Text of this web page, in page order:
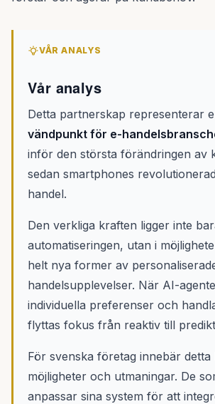
VÅR ANALYS
Vår analys
Detta partnerskap representerar
vändpunkt för e-
inför den största förändringen av
sedan smartphones
handel.
Den verkliga kraften ligger inte
automatiseringen, utan i
helt nya former av
handelsupplevelser. När AI-
individuella preferenser och
flyttas fokus från reaktiv till
För svenska företag innebär detta
möjligheter och utmaningar. De
anpassar sina system för att